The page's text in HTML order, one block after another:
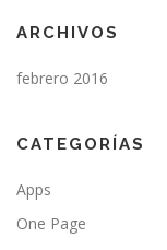
ARCHIVOS
febrero 2016
CATEGORÍAS
Apps
One Page